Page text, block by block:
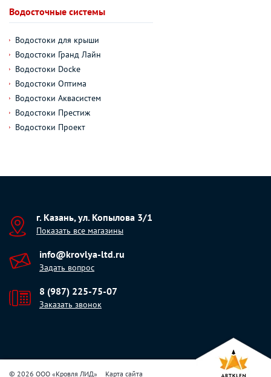
Водосточные системы
Водостоки для крыши
Водостоки Гранд Лайн
Водостоки Docke
Водостоки Оптима
Водостоки Аквасистем
Водостоки Престиж
Водостоки Проект
г. Казань, ул. Копылова 3/1
Показать все магазины
info@krovlya-ltd.ru
Задать вопрос
8 (987) 225-75-07
Заказать звонок
© 2026 ООО «Кровля ЛИД» Карта сайта